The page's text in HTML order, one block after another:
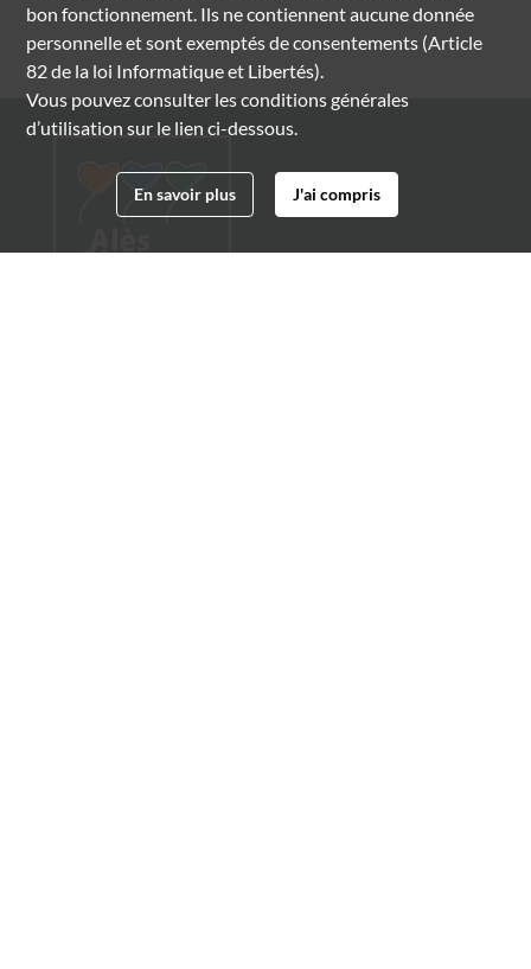
bon fonctionnement. Ils ne contiennent aucune donnée
personnelle et sont exemptés de consentements (Article
82 de la loi Informatique et Libertés).
Vous pouvez consulter les conditions générales
d’utilisation sur le lien ci-dessous.
En savoir plus J'ai compris